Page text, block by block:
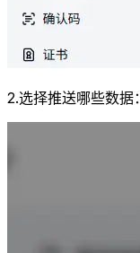
2.选择推送哪些数据：